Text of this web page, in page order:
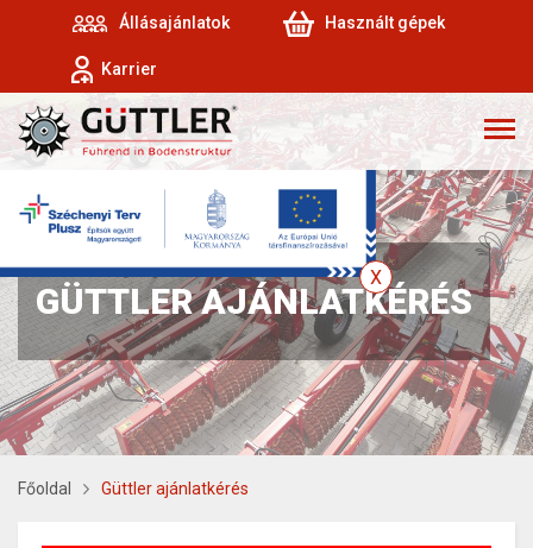
Állásajánlatok Használt gépek
Karrier
GÜTTLER AJÁNLATKÉRÉS
Főoldal Güttler ajánlatkérés